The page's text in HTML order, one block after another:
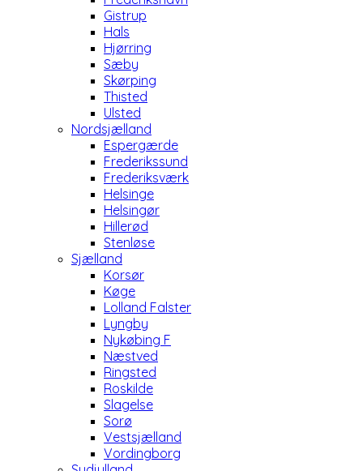
Gistrup
Hals
Hjørring
Sæby
Skørping
Thisted
Ulsted
Nordsjælland
Espergærde
Frederikssund
Frederiksværk
Helsinge
Helsingør
Hillerød
Stenløse
Sjælland
Korsør
Køge
Lolland Falster
Lyngby
Nykøbing F
Næstved
Ringsted
Roskilde
Slagelse
Sorø
Vestsjælland
Vordingborg